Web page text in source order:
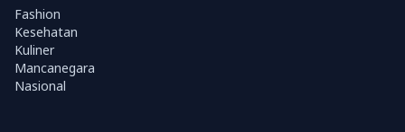
Fashion
Kesehatan
Kuliner
Mancanegara
Nasional